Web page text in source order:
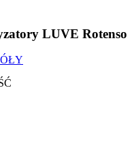
LUVE Rotenso